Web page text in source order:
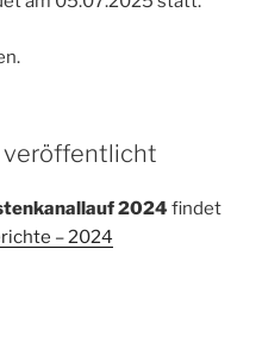
veröffentlicht
2024 findet
– 2024